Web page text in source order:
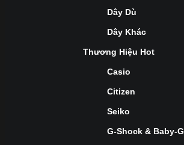
Dây Dù
Dây Khác
Thương Hiệu Hot
Casio
Citizen
Seiko
G-Shock & Baby-G